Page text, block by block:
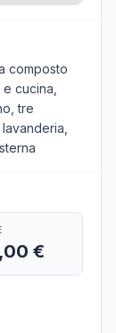
composto
cucina,
tre
€